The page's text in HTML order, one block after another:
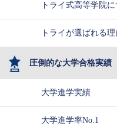
トライ式高等学院
トライが選ばれる理
圧倒的な大学合格実績
大学進学実績
大学進学率No.1